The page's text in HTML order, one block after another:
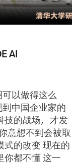
AI
以做得这么
中国企业家的
技的战场，才发
意想不到会被取
式的改变 现在的
你都不懂 这一